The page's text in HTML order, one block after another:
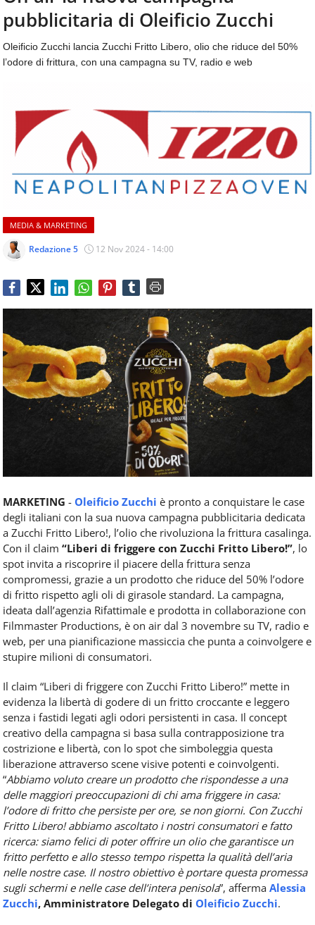
aggiornamenti
quotidiani
temi
come
food
&
beverage,
catering
e
articoli
sul
mondo
dell'alimentazione,
dei
fuoricasa,
e
tutte
le
novità
del
comparto
CONTATTI
pubblicitaria di Oleificio Zucchi
Oleificio Zucchi lancia Zucchi Fritto Libero, olio che riduce del 50%
l’odore di frittura, con una campagna su TV, radio e web
MEDIA & MARKETING
Redazione 5 12 Nov 2024 - 14:00
MARKETING - Oleificio Zucchi è pronto a conquistare le case
degli italiani con la sua nuova campagna pubblicitaria dedicata
a Zucchi Fritto Libero!, l’olio che rivoluziona la frittura casalinga.
Con il claim “Liberi di friggere con Zucchi Fritto Libero!”, lo
spot invita a riscoprire il piacere della frittura senza
compromessi, grazie a un prodotto che riduce del 50% l’odore
di fritto rispetto agli oli di girasole standard. La campagna,
ideata dall’agenzia Rifattimale e prodotta in collaborazione con
Filmmaster Productions, è on air dal 3 novembre su TV, radio e
web, per una pianificazione massiccia che punta a coinvolgere e
stupire milioni di consumatori.
Il claim “Liberi di friggere con Zucchi Fritto Libero!” mette in
evidenza la libertà di godere di un fritto croccante e leggero
senza i fastidi legati agli odori persistenti in casa. Il concept
creativo della campagna si basa sulla contrapposizione tra
costrizione e libertà, con lo spot che simboleggia questa
liberazione attraverso scene visive potenti e coinvolgenti.
“Abbiamo voluto creare un prodotto che rispondesse a una
delle maggiori preoccupazioni di chi ama friggere in casa:
l’odore di fritto che persiste per ore, se non giorni. Con Zucchi
Fritto Libero! abbiamo ascoltato i nostri consumatori e fatto
ricerca: siamo felici di poter offrire un olio che garantisce un
fritto perfetto e allo stesso tempo rispetta la qualità dell’aria
nelle nostre case. Il nostro obiettivo è portare questa promessa
sugli schermi e nelle case dell’intera penisola”, afferma Alessia
Zucchi, Amministratore Delegato di Oleificio Zucchi.